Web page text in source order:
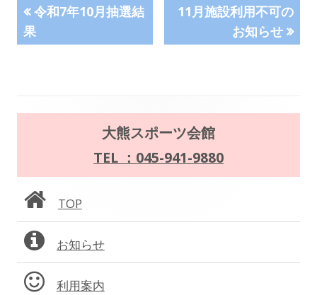
投
稿
シ
ョ
ン
前
の
記
令和7年10月抽選結
果
次
記
11月施設利用不可の
お知らせ
ン
サ
イ
ド
大熊スポーツ会館
TEL ：045-941-9880
TOP
お知らせ
利用案内